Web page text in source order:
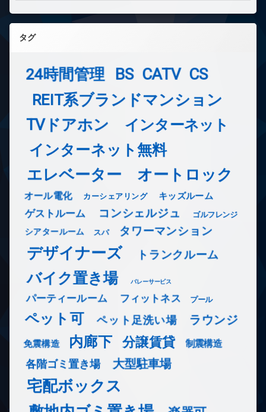
タグ
24時間管理 BS CATV CS
REIT系ブランドマンション
TVドアホン インターネット
インターネット無料
エレベーター オートロック
オール電化 カーシェアリング キッズルーム
ゲストルーム コンシェルジュ ゴルフレンジ
シアタールーム スパ タワーマンション
デザイナーズ トランクルーム
バイク置き場 バレーサービス
パーティールーム フィットネス プール
ペット可 ペット足洗い場 ラウンジ
免震構造 内廊下 分譲賃貸 制震構造
各階ゴミ置き場 大型駐車場
宅配ボックス